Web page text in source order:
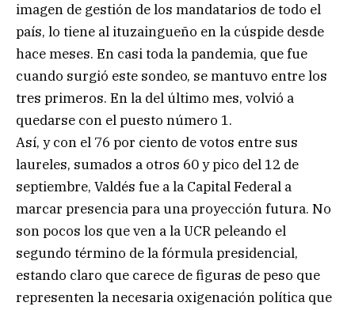
imagen de gestión de los mandatarios de todo el
país, lo tiene al ituzaingueño en la cúspide desde
hace meses. En casi toda la pandemia, que fue
cuando surgió este sondeo, se mantuvo entre los
tres primeros. En la del último mes, volvió a
quedarse con el puesto número 1.
Así, y con el 76 por ciento de votos entre sus
laureles, sumados a otros 60 y pico del 12 de
septiembre, Valdés fue a la Capital Federal a
marcar presencia para una proyección futura. No
son pocos los que ven a la UCR peleando el
segundo término de la fórmula presidencial,
estando claro que carece de figuras de peso que
representen la necesaria oxigenación política que